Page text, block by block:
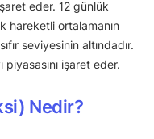
eder. 12 günlük
hareketli ortalamanın
seviyesinin altındadır.
piyasasını işaret eder.
Nedir?